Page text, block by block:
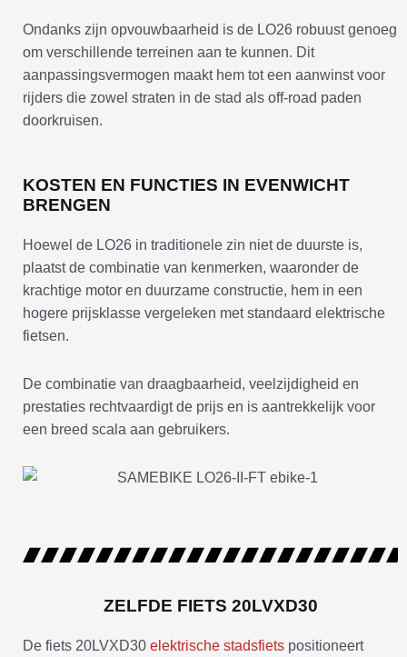
Ondanks zijn opvouwbaarheid is de LO26 robuust genoeg
om verschillende terreinen aan te kunnen. Dit
aanpassingsvermogen maakt hem tot een aanwinst voor
rijders die zowel straten in de stad als off-road paden
doorkruisen.
KOSTEN EN FUNCTIES IN EVENWICHT
BRENGEN
Hoewel de LO26 in traditionele zin niet de duurste is,
plaatst de combinatie van kenmerken, waaronder de
krachtige motor en duurzame constructie, hem in een
hogere prijsklasse vergeleken met standaard elektrische
fietsen.
De combinatie van draagbaarheid, veelzijdigheid en
prestaties rechtvaardigt de prijs en is aantrekkelijk voor
een breed scala aan gebruikers.
ZELFDE FIETS 20LVXD30
De fiets 20LVXD30 elektrische stadsfiets positioneert